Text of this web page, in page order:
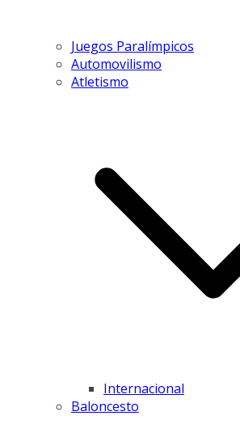
Juegos Paralímpicos
Automovilismo
Atletismo
Internacional
Baloncesto